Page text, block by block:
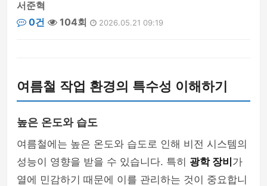
서준혁
0건
104회 2026.05.21 09:19
여름철 작업 환경의 특수성 이해하기
높은 온도와 습도
여름철에는 높은 온도와 습도로 인해 비전 시스템의
성능이 영향을 받을 수 있습니다. 특히 광학 장비 가
열에 민감하기 때문에 이를 관리하는 것이 중요합니